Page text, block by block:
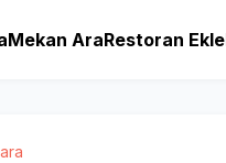
Mekan AraRestoran Ekle